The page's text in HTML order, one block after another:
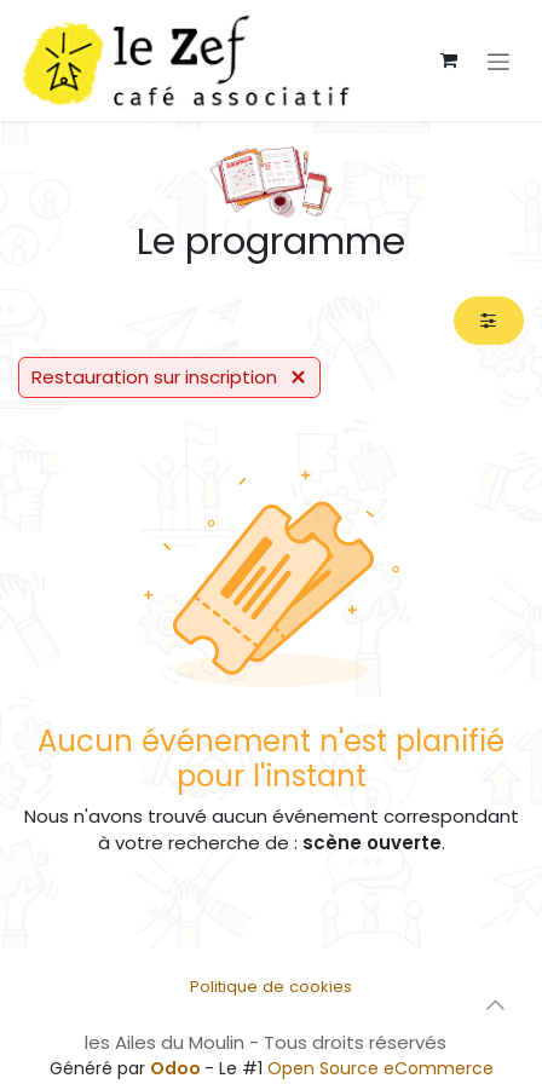
Le programme
Restauration sur inscription
Aucun événement n'est planifié
pour l'instant
Nous n'avons trouvé aucun événement correspondant
à votre recherche de : scène ouverte.
Politique de cookies
les Ailes du Moulin - Tous droits réservés
Généré par Odoo - Le #1 Open Source eCommerce